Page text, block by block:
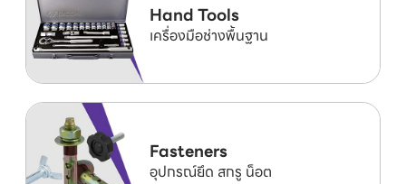
Hand Tools
เครื่องมือช่างพื้นฐาน
Fasteners
อุปกรณ์ยึด สกรู น็อต